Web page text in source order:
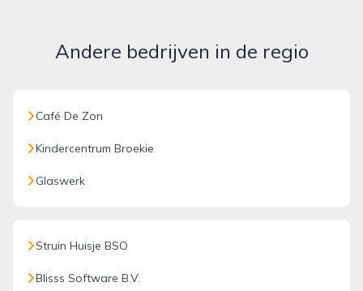
Andere bedrijven in de regio
Café De Zon
Kindercentrum Broekie
Glaswerk
Struin Huisje BSO
Blisss Software B.V.